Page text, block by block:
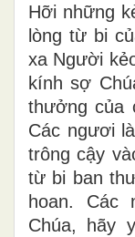
Hỡi những
lòng từ bi
xa Người
kính sợ
thưởng của
Các ngươi
trông cậy
từ bi ban
hoan. Các
Chúa, hãy